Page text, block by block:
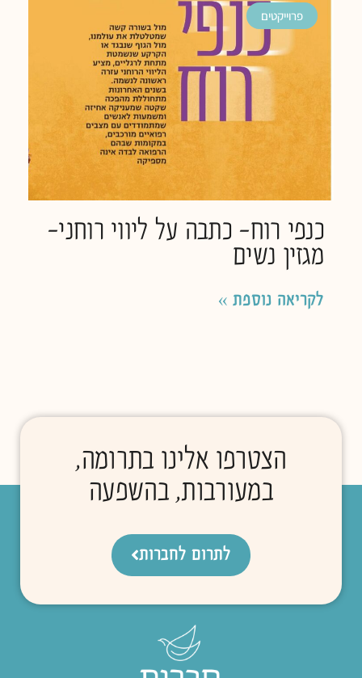
פרוייקטים
כנפי רוח- כתבה על ליווי רוחני-
מגזין נשים
לקריאה נוספת »
הצטרפו אלינו בתרומה,
במעורבות, בהשפעה
לתרום לחברות